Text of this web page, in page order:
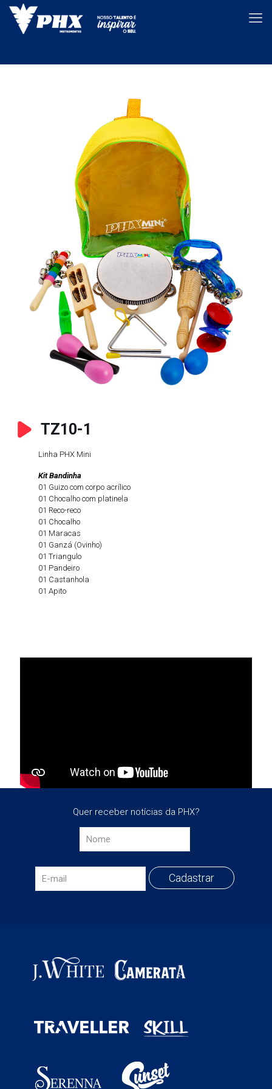
TZ10-1
Linha PHX Mini
Kit Bandinha
01 Guizo com corpo acrílico
01 Chocalho com platinela
01 Reco-reco
01 Chocalho
01 Maracas
01 Ganzá (Ovinho)
01 Triangulo
01 Pandeiro
01 Castanhola
01 Apito
Quer receber notícias da PHX?